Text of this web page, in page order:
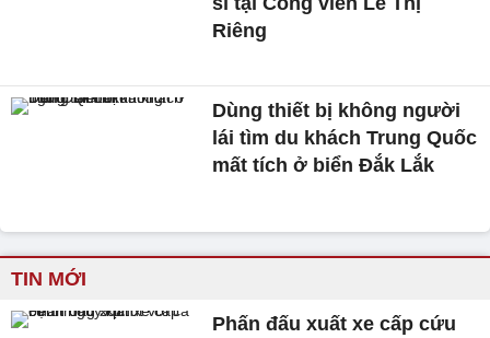
Riêng
Dùng thiết bị không người
lái tìm du khách Trung Quốc
mất tích ở biển Đắk Lắk
TIN MỚI
Phấn đấu xuất xe cấp cứu